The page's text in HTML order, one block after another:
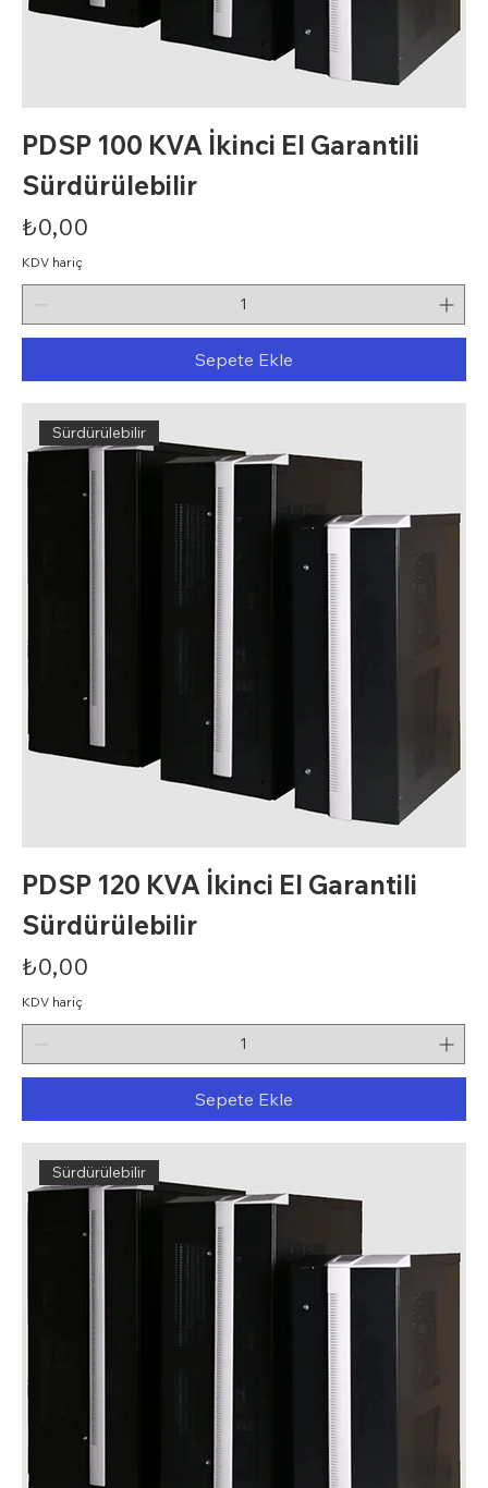
PDSP 100 KVA İkinci El Garantili
Sürdürülebilir
Fiyat
₺0,00
KDV hariç
Sepete Ekle
Sürdürülebilir
PDSP 120 KVA İkinci El Garantili
Sürdürülebilir
Fiyat
₺0,00
KDV hariç
Sepete Ekle
Sürdürülebilir